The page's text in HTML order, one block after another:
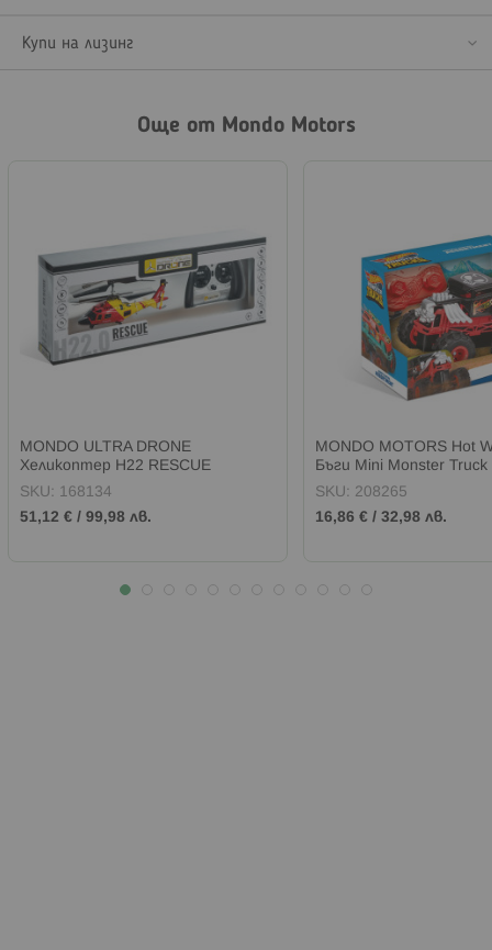
Купи на лизинг
Още от Mondo Motors
MONDO ULTRA DRONE
Хеликоптер H22 RESCUE
HELICOPTER
SKU: 168134
51,12 € / 99,98 лв.
MONDO MOTORS Hot
Бъги Mini Monster Truck
SKU: 208265
16,86 € / 32,98 лв.